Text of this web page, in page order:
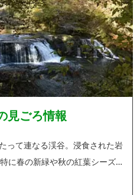
見ごろ情報
って連なる渓谷。浸食された岩
に春の新緑や秋の紅葉シーズ